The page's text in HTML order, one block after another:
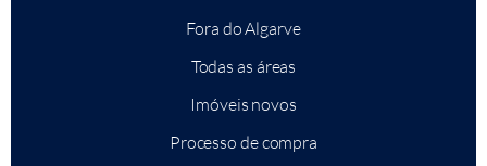
Fora do Algarve
Todas as áreas
Imóveis novos
Processo de compra